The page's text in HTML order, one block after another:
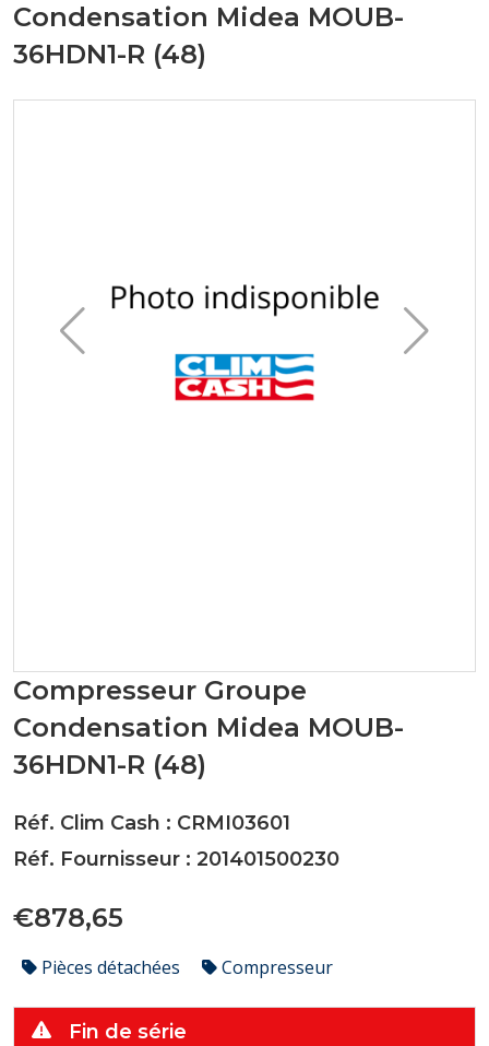
Condensation Midea MOUB-
36HDN1-R (48)
Compresseur Groupe
Condensation Midea MOUB-
36HDN1-R (48)
Réf. Clim Cash : CRMI03601
Réf. Fournisseur : 201401500230
€878,65
Pièces détachées Compresseur
Fin de série